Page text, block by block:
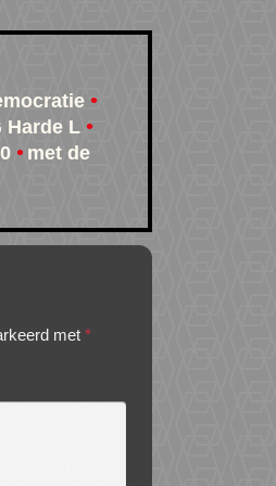
Harde L
met de
met *